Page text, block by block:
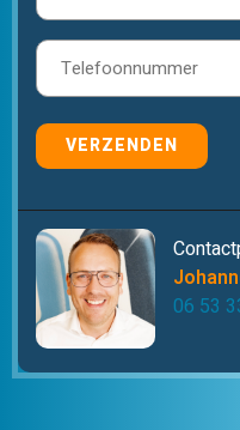
Telefoon
VERZENDEN
06 53